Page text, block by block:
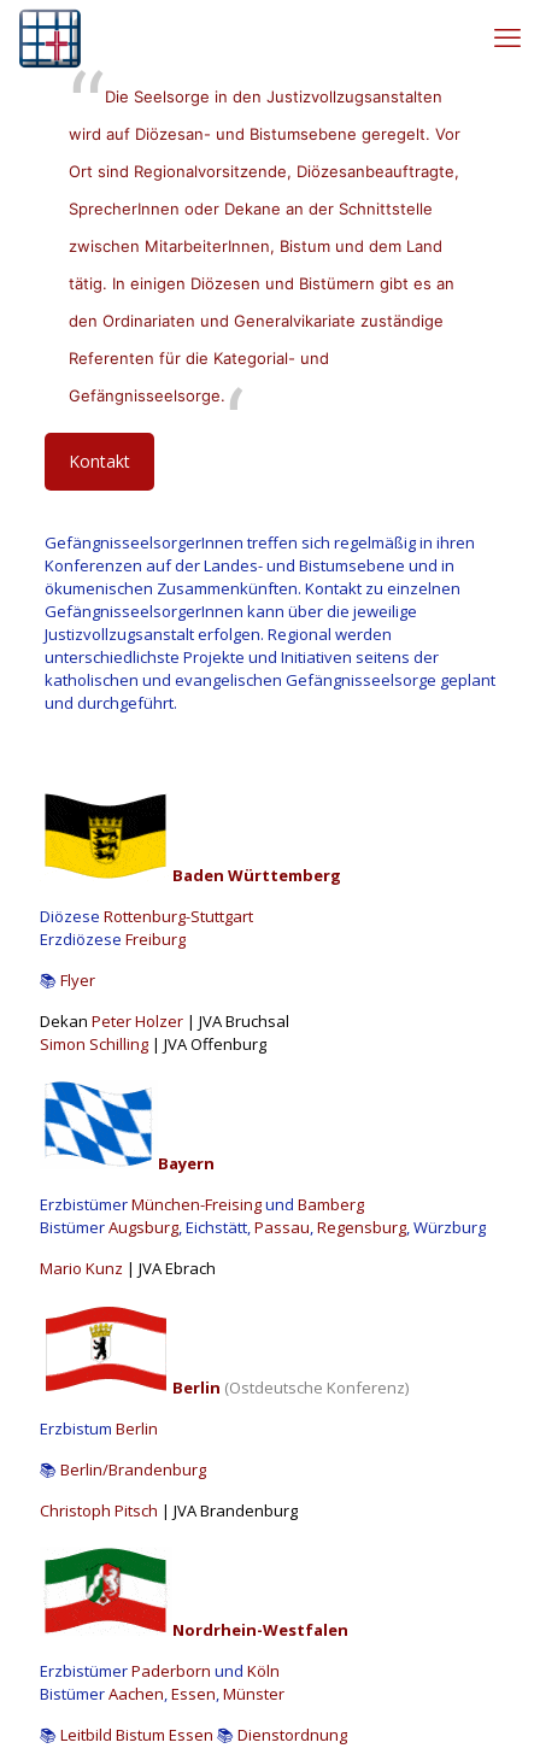
Die Seelsorge in den Justizvollzugsanstalten
wird auf Diözesan- und Bistumsebene geregelt. Vor
Ort sind Regionalvorsitzende, Diözesanbeauftragte,
SprecherInnen oder Dekane an der Schnittstelle
zwischen MitarbeiterInnen, Bistum und dem Land
tätig. In einigen Diözesen und Bistümern gibt es an
den Ordinariaten und Generalvikariate zuständige
Referenten für die Kategorial- und
Gefängnisseelsorge.
Kontakt
GefängnisseelsorgerInnen treffen sich regelmäßig in ihren
Konferenzen auf der Landes- und Bistumsebene und in
ökumenischen Zusammenkünften. Kontakt zu einzelnen
GefängnisseelsorgerInnen kann über die jeweilige
Justizvollzugsanstalt erfolgen. Regional werden
unterschiedlichste Projekte und Initiativen seitens der
katholischen und evangelischen Gefängnisseelsorge geplant
und durchgeführt.
Baden Württemberg
Diözese Rottenburg-Stuttgart
Erzdiözese Freiburg
📚Flyer
Dekan Peter Holzer | JVA Bruchsal
Simon Schilling | JVA Offenburg
Bayern
ErzbistümerMünchen-Freisingund Bamberg
BistümerAugsburg, Eichstätt,Passau,Regensburg, Würzburg
Mario Kunz | JVA Ebrach
Berlin (Ostdeutsche Konferenz)
Erzbistum Berlin
📚Berlin/Brandenburg
Christoph Pitsch | JVA Brandenburg
Nordrhein-Westfalen
ErzbistümerPaderborn und Köln
BistümerAachen,Essen,Münster
📚Leitbild Bistum Essen 📚Dienstordnung